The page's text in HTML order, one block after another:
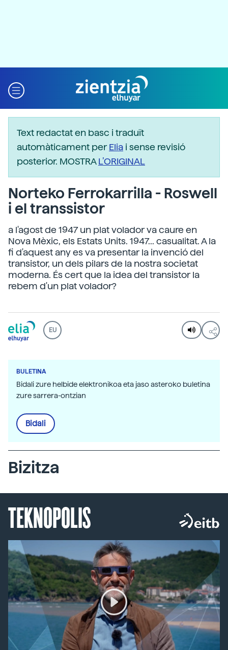
Text redactat en basc i traduït
automàticament perElia i sense revisió
posterior. MOSTRAL’ORIGINAL
Norteko Ferrokarrilla - Roswell
i el transsistor
a l'agost de 1947 un plat volador va caure en
Nova Mèxic, els Estats Units. 1947... casualitat. A la
fi d'aquest any es va presentar la invenció del
transistor, un dels pilars de la nostra societat
moderna. És cert que la idea del transistor la
rebem d'un plat volador?
EU
BULETINA
Bidali zure helbide elektronikoa eta jaso asteroko buletina
zure sarrera-ontzian
Bidali
Bizitza
TEKNOPOLIS